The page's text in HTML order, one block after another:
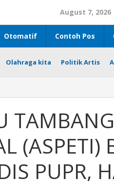
August 7, 2026
Otomatif Contoh Pos
Olahraga kita Politik Artis
TAMBANG
(ASPETI)
PUPR,